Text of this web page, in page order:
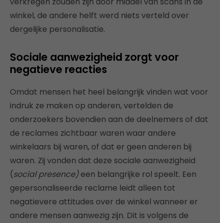
winkel, de andere helft werd niets verteld over
dergelijke personalisatie.
Sociale aanwezigheid zorgt voor
negatieve reacties
Omdat mensen het heel belangrijk vinden wat voor
indruk ze maken op anderen, vertelden de
onderzoekers bovendien aan de deelnemers of dat
de reclames zichtbaar waren waar andere
winkelaars bij waren, of dat er geen anderen bij
waren. Zij vonden dat deze sociale aanwezigheid
(social presence)een belangrijke rol speelt. Een
gepersonaliseerde reclame leidt alleen tot
negatievere attitudes over de winkel wanneer er
andere mensen aanwezig zijn. Dit is volgens de